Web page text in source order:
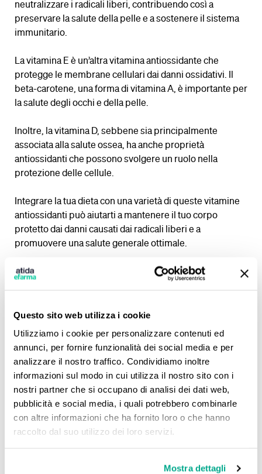
Questo sito web utilizza i cookie
Utilizziamo i cookie per personalizzare contenuti ed
annunci, per fornire funzionalità dei social media e per
analizzare il nostro traffico. Condividiamo inoltre
informazioni sul modo in cui utilizza il nostro sito con i
nostri partner che si occupano di analisi dei dati web,
pubblicità e social media, i quali potrebbero combinarle
con altre informazioni che ha fornito loro o che hanno
raccolto dal suo utilizzo dei loro servizi.
Mostra dettagli
neutralizzare i radicali liberi, contribuendo così a
preservare la salute della pelle e a sostenere il sistema
immunitario.
La vitamina E è un’altra vitamina antiossidante che
protegge le membrane cellulari dai danni ossidativi. Il
beta-carotene, una forma di vitamina A, è importante per
la salute degli occhi e della pelle.
Inoltre, la vitamina D, sebbene sia principalmente
associata alla salute ossea, ha anche proprietà
antiossidanti che possono svolgere un ruolo nella
protezione delle cellule.
Integrare la tua dieta con una varietà di queste vitamine
antiossidanti può aiutarti a mantenere il tuo corpo
protetto dai danni causati dai radicali liberi e a
promuovere una salute generale ottimale.
Cibi antiossidanti:
una dieta equilibrata e possono contribuire in modo
significativo alla tua salute generale.
combattere lo stress ossidativo nel corpo, proteggendo
le cellule dai danni causati dai radicali liberi.
particolarmente ricchi di vitamina C. Le verdure a foglia